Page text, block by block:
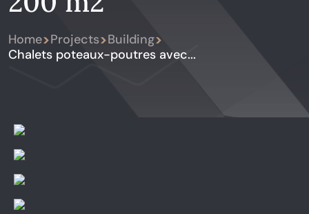
Home>Projects>Building>
Chalets poteaux-poutres avec...